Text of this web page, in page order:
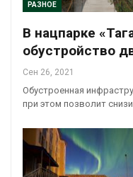
РАЗНОЕ
В нацпарке
обустройство
Сен 26, 2021
Обустроенная
при этом позволит